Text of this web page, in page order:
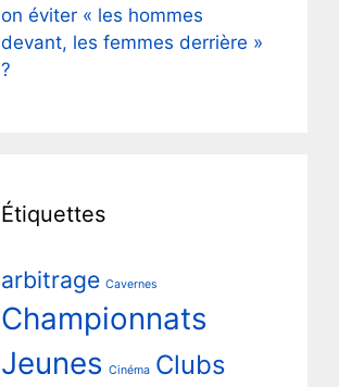
on éviter « les hommes
devant, les femmes derrière »
?
Étiquettes
arbitrage Cavernes
Championnats
Jeunes Cinéma Clubs